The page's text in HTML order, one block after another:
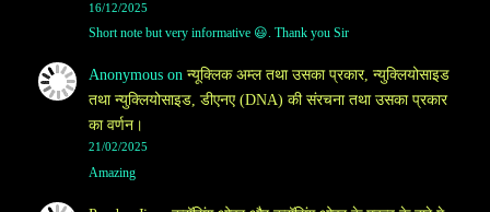
16/12/2025
Short note but very informative 😃. Thank you Sir
Anonymouson न्यूक्लिक अम्ल तथा उसका प्रकार, न्युक्लियोसाइड
तथा न्युक्लियोसाइड, डीएनए (DNA) की संरचना तथा उसका प्रकार
का वर्णन।
21/02/2025
Amazing